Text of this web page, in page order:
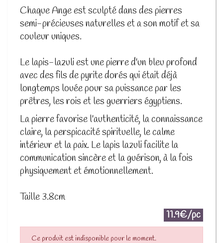
Chaque Ange est sculpté dans des pierres
semi-précieuses naturelles et a son motif et sa
couleur uniques.
Le lapis-lazuli est une pierre d'un bleu profond
avec des fils de pyrite dorés qui était déjà
longtemps louée pour sa puissance par les
prêtres, les rois et les guerriers égyptiens.
La pierre favorise l'authenticité, la connaissance
claire, la perspicacité spirituelle, le calme
intérieur et la paix. Le lapis lazuli facilite la
communication sincère et la guérison, à la fois
physiquement et émotionnellement.
Taille 3.8cm
11.9€/pc
Ce produit est indisponible pour le moment.